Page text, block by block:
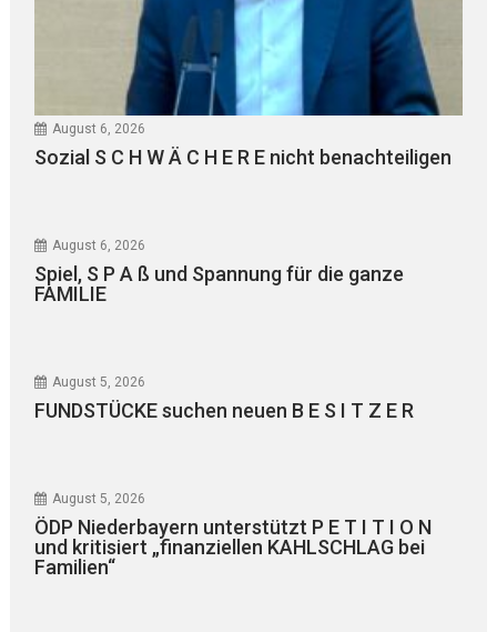
August 6, 2026
Sozial S C H W Ä C H E R E nicht benachteiligen
August 6, 2026
Spiel, S P A ß und Spannung für die ganze
FAMILIE
August 5, 2026
FUNDSTÜCKE suchen neuen B E S I T Z E R
August 5, 2026
ÖDP Niederbayern unterstützt P E T I T I O N
und kritisiert „finanziellen KAHLSCHLAG bei
Familien“